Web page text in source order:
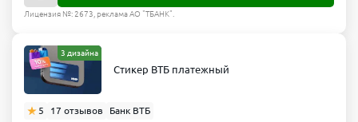
Лицензия №: 2673, реклама АО "ТБАНК".
3 дизайна
Стикер ВТБ платежный
5 17 отзывов Банк ВТБ